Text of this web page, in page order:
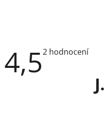
4,5Průměrné
2 hodnocení